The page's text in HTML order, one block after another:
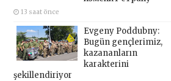
13 saat önce
Evgeny Poddubny:
Bugün gençlerimiz,
kazananların
karakterini
şekillendiriyor